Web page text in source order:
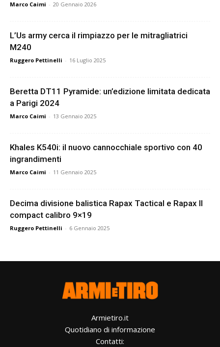
Marco Caimi - 20 Gennaio 2026
L’Us army cerca il rimpiazzo per le mitragliatrici
M240
Ruggero Pettinelli - 16 Luglio 2025
Beretta DT11 Pyramide: un’edizione limitata dedicata
a Parigi 2024
Marco Caimi - 13 Gennaio 2025
Khales K540i: il nuovo cannocchiale sportivo con 40
ingrandimenti
Marco Caimi - 11 Gennaio 2025
Decima divisione balistica Rapax Tactical e Rapax II
compact calibro 9×19
Ruggero Pettinelli - 6 Gennaio 2025
Armietiro.it
Quotidiano di informazione
Contatti: